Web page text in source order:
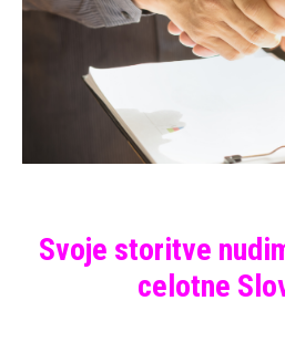
Svoje storitve
celotne